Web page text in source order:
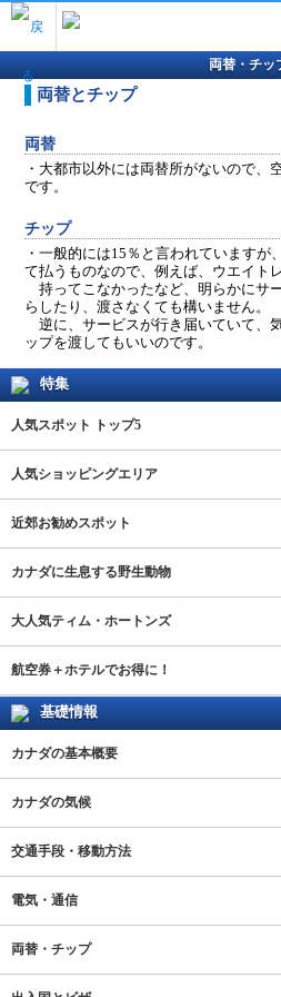
両替・チッ
両替とチップ
両替
・大都市以外には両替所がないので、
です。
チップ
・一般的には15％と言われていますが
て払うものなので、例えば、ウエイト
持ってこなかったなど、明らかにサ
らしたり、渡さなくても構いません。
逆に、サービスが行き届いていて、
ップを渡してもいいのです。
特集
人気スポット トップ5
人気ショッピングエリア
近郊お勧めスポット
カナダに生息する野生動物
大人気ティム・ホートンズ
航空券＋ホテルでお得に！
基礎情報
カナダの基本概要
カナダの気候
交通手段・移動方法
電気・通信
両替・チップ